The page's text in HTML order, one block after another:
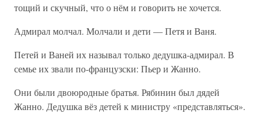
тощий и скучный, что о нём и говорить не хочется.
Адмирал молчал. Молчали и дети — Петя и Ваня.
Петей и Ваней их называл только дедушка-адмирал. В
семье их звали по-французски: Пьер и Жанно.
Они были двоюродные братья. Рябинин был дядей
Жанно. Дедушка вёз детей к министру «представляться».